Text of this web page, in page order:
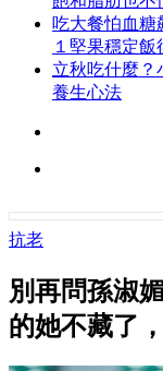
吃大餐怕血糖
１堅果穩定飯
立秋吃什麼？
養生心法
抗老
別再問孫淑
的她不藏了